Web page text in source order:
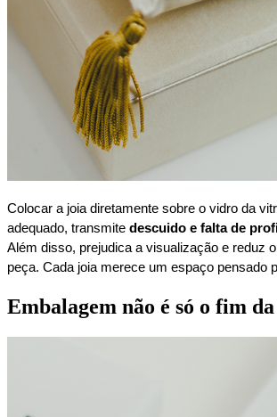
Colocar a joia diretamente sobre o vidro da
adequado, transmite descuido e falta de
Além disso, prejudica a visualização e reduz
peça. Cada joia merece um espaço pensado
Embalagem não é só o fim